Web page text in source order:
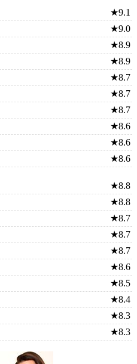
★9.1
★9.0
★8.9
★8.9
★8.7
★8.7
★8.7
★8.6
★8.6
★8.6
★8.8
★8.8
★8.7
★8.7
★8.7
★8.6
★8.5
★8.4
★8.3
★8.3